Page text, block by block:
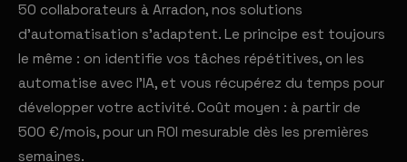
50 collaborateurs à Arradon, nos solutions
d'automatisation s'adaptent. Le principe est toujours
le même : on identifie vos tâches répétitives, on les
automatise avec l'IA, et vous récupérez du temps pour
développer votre activité. Coût moyen : à partir de
500 €/mois, pour un ROI mesurable dès les premières
semaines.